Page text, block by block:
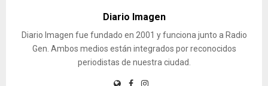
Diario Imagen
Diario Imagen fue fundado en 2001 y funciona junto a Radio
Gen. Ambos medios están integrados por reconocidos
periodistas de nuestra ciudad.